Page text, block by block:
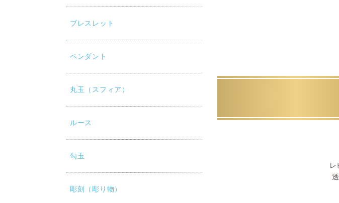
ブレスレット
ペンダント
丸玉（スフィア）
ルース
勾玉
彫刻（彫り物）